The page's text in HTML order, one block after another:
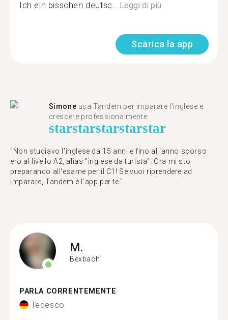
Ich ein bisschen deutsc...Leggi di più
Scarica la app
Simone usa Tandem per imparare l'inglese e
crescere professionalmente.
starstarstarstarstar
"Non studiavo l'inglese da 15 anni e fino all'anno scorso
ero al livello A2, alias "inglese da turista". Ora mi sto
preparando all'esame per il C1! Se vuoi riprendere ad
imparare, Tandem è l'app per te."
M.
Bexbach
PARLA CORRENTEMENTE
Tedesco